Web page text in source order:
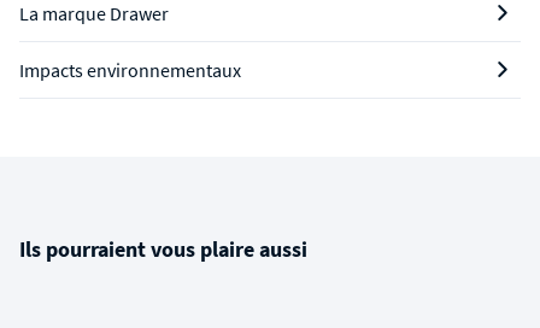
La marque Drawer
Impacts environnementaux
Ils pourraient vous plaire aussi